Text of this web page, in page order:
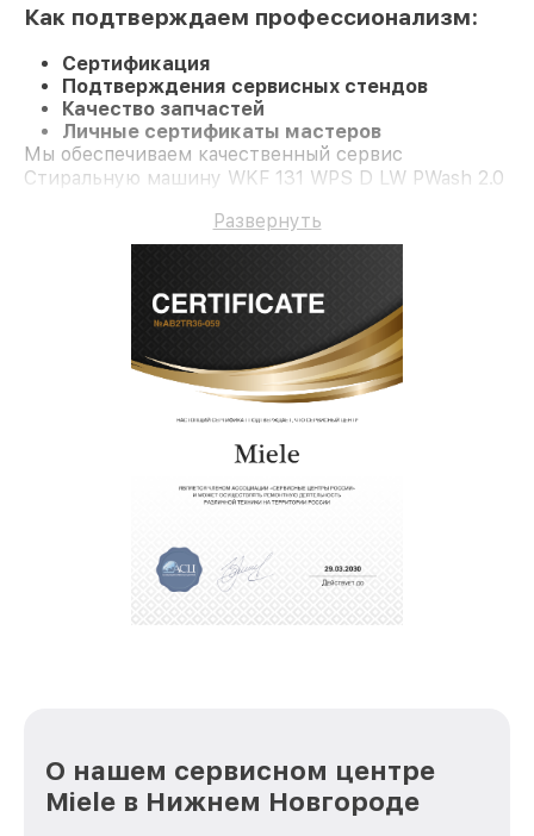
Как подтверждаем профессионализм:
Сертификация
Подтверждения сервисных стендов
Качество запчастей
Личные сертификаты мастеров
Мы обеспечиваем качественный сервис
Стиральную машину WKF 131 WPS D LW PWash 2.0
Развернуть
О нашем сервисном центре
Miele в Нижнем Новгороде